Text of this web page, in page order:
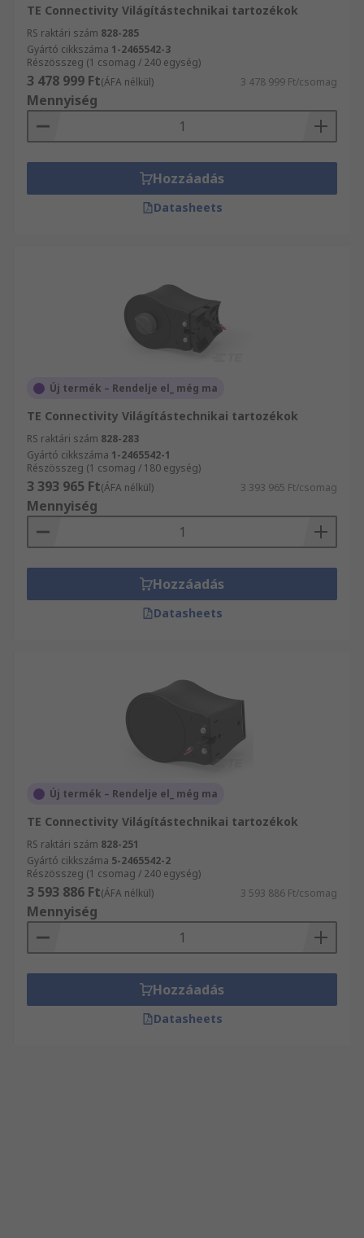
TE Connectivity Világítástechnikai tartozékok
RS raktári szám 828-285
Gyártó cikkszáma 1-2465542-3
Részösszeg (1 csomag / 240 egység)
3 478 999 Ft(ÁFA nélkül) 3 478 999 Ft/csomag
Mennyiség
Hozzáadás
Datasheets
Új termék – Rendelje el_ még ma
TE Connectivity Világítástechnikai tartozékok
RS raktári szám 828-283
Gyártó cikkszáma 1-2465542-1
Részösszeg (1 csomag / 180 egység)
3 393 965 Ft(ÁFA nélkül) 3 393 965 Ft/csomag
Mennyiség
Hozzáadás
Datasheets
Új termék – Rendelje el_ még ma
TE Connectivity Világítástechnikai tartozékok
RS raktári szám 828-251
Gyártó cikkszáma 5-2465542-2
Részösszeg (1 csomag / 240 egység)
3 593 886 Ft(ÁFA nélkül) 3 593 886 Ft/csomag
Mennyiség
Hozzáadás
Datasheets